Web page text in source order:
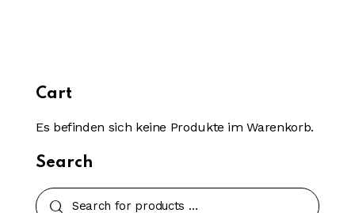
Cart
Es befinden sich keine Produkte im Warenkorb.
Search